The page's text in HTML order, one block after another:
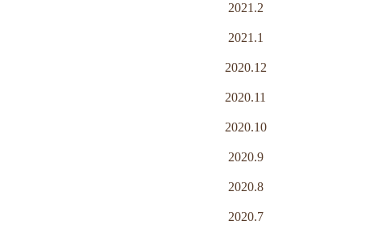
2021.2
2021.1
2020.12
2020.11
2020.10
2020.9
2020.8
2020.7